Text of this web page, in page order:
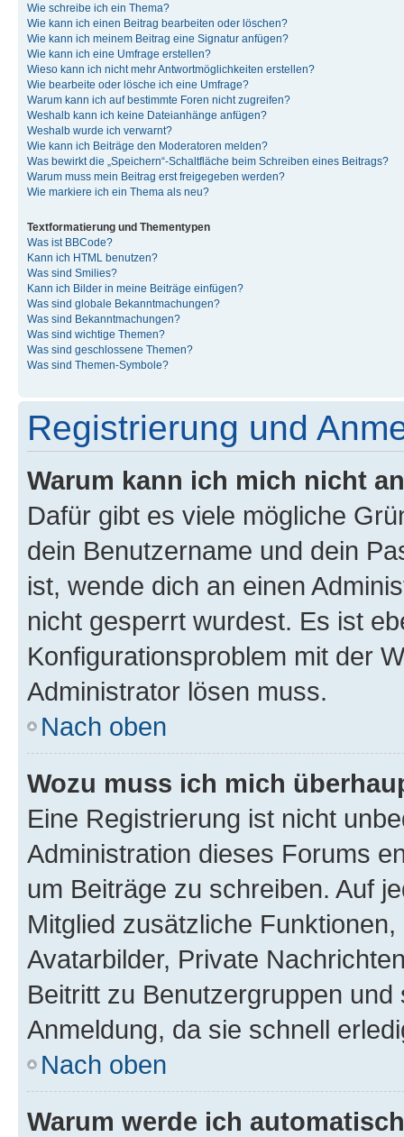
Wie schreibe ich ein Thema?
Wie kann ich einen Beitrag bearbeiten oder löschen?
Wie kann ich meinem Beitrag eine Signatur anfügen?
Wie kann ich eine Umfrage erstellen?
Wieso kann ich nicht mehr Antwortmöglichkeiten erstellen?
Wie bearbeite oder lösche ich eine Umfrage?
Warum kann ich auf bestimmte Foren nicht zugreifen?
Weshalb kann ich keine Dateianhänge anfügen?
Weshalb wurde ich verwarnt?
Wie kann ich Beiträge den Moderatoren melden?
Was bewirkt die „Speichern“-Schaltfläche beim Schreiben eines Beitrags?
Warum muss mein Beitrag erst freigegeben werden?
Wie markiere ich ein Thema als neu?
Textformatierung und Thementypen
Was ist BBCode?
Kann ich HTML benutzen?
Was sind Smilies?
Kann ich Bilder in meine Beiträge einfügen?
Was sind globale Bekanntmachungen?
Was sind Bekanntmachungen?
Was sind wichtige Themen?
Was sind geschlossene Themen?
Was sind Themen-Symbole?
Registrierung und
Warum kann ich mich nicht
Dafür gibt es viele mögliche
dein Benutzername und dein
ist, wende dich an einen
nicht gesperrt wurdest. Es ist
Konfigurationsproblem mit der
Administrator lösen muss.
Nach oben
Wozu muss ich mich
Eine Registrierung ist nicht
Administration dieses Forums
um Beiträge zu schreiben. Auf
Mitglied zusätzliche
Avatarbilder, Private
Beitritt zu Benutzergruppen
Anmeldung, da sie schnell
Nach oben
Warum werde ich